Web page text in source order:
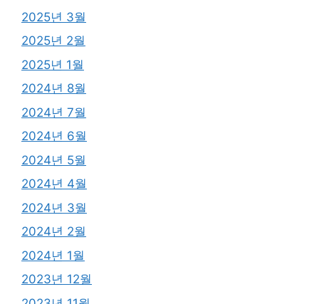
2025년 3월
2025년 2월
2025년 1월
2024년 8월
2024년 7월
2024년 6월
2024년 5월
2024년 4월
2024년 3월
2024년 2월
2024년 1월
2023년 12월